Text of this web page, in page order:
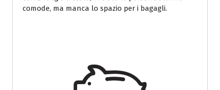
comode, ma manca lo spazio per i bagagli.